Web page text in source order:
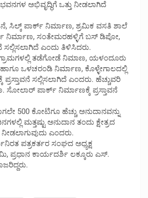
ಅಭಿವೃದ್ಧಿಗೆ ಒತ್ತು ನೀಡಲಾಗಿದೆ
ಸಿಲ್ಕ್ ಪಾರ್ಕ್ ನಿರ್ಮಾಣ, ಶ್ರಮಿಕ ವಸತಿ ಶಾಲೆ
ನಿರ್ಮಾಣ, ಸಂತೇಮರಹಳ್ಳಿಗೆ ಬಸ್ ಡಿಪೋ,
ಸಲ್ಲಿಸಲಾಗಿದೆ ಎಂದು ತಿಳಿಸಿದರು.
ಗ್ರಾಮಗಳಲ್ಲಿ ತಡೆಗೋಡೆ ನಿಮಾಣ, ಯಳಂದೂರು
ಹಾಗೂ ಒಳಚರಂಡಿ ನಿರ್ಮಾಣ, ಕೊಳ್ಳೇಗಾಲದಲ್ಲಿ
ಸಲ್ಲಿಸಲಾಗಿದೆ ಎಂದರು. ಹೆಚ್ಚುವರಿ
ಪಾರ್ಕ್ ನಿರ್ಮಾಣಕ್ಕೆ ಪ್ರಸ್ತಾವನೆ
500 ಕೋಟಿಗೂ ಹೆಚ್ಚು ಅನುದಾನವನ್ನು
ಮತ್ತಷ್ಟು ಅನುದಾನ ತಂದು ಕ್ಷೇತ್ರದ
ನೀಡಲಾಗುವುದು ಎಂದರು.
ಪತ್ರಕರ್ತರ ಸಂಘದ ಅಧ್ಯಕ್ಷ
ಪ್ರಧಾನ ಕಾರ್ಯದರ್ಶಿ ಲಕ್ಕೂರು ಎಸ್.